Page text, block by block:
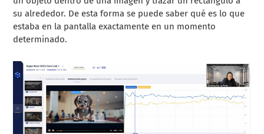
su alrededor. De esta forma se puede saber qué es lo que
estaba en la pantalla exactamente en un momento
determinado.